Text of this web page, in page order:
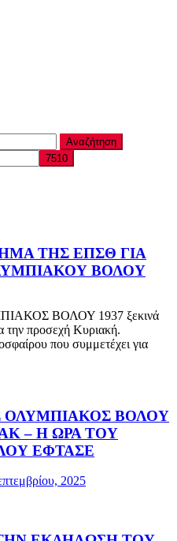
ΤΗΣ ΕΠΣΘ ΓΙΑ
ΒΟΛΟΥ
ΒΟΛΟΥ 1937 ξεκινά
την προσεχή Κυριακή.
που συμμετέχει για
ΒΟΛΟΥ
– Η ΩΡΑ ΤΟΥ
ΕΦΤΑΣΕ
2025